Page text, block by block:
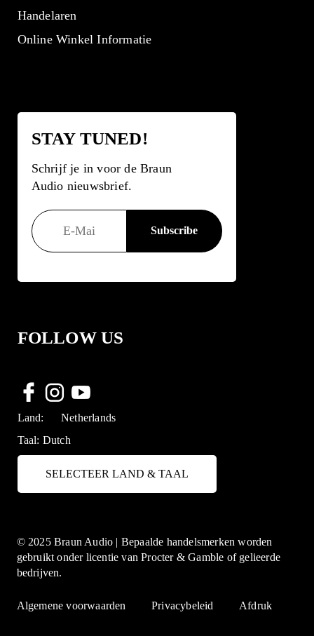
Handelaren
Online Winkel Informatie
STAY TUNED!
Schrijf je in voor de Braun
Audio nieuwsbrief.
FOLLOW US
Land:
Netherlands
Taal: Dutch
SELECTEER LAND & TAAL
© 2025 Braun Audio | Bepaalde handelsmerken worden
gebruikt onder licentie van Procter & Gamble of gelieerde
bedrijven.
Algemene voorwaarden Privacybeleid Afdruk